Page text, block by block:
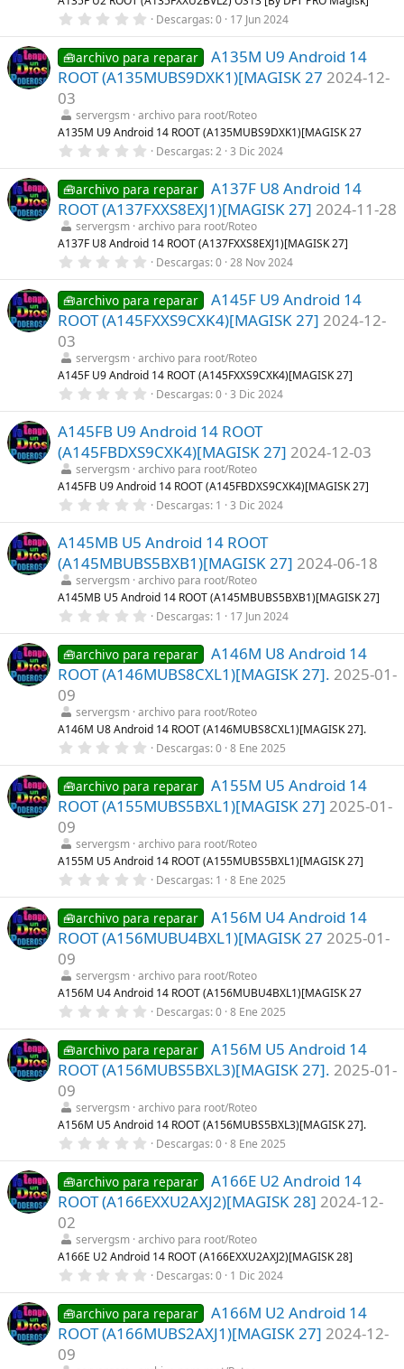
e
l
a
(
s
)
0
0
0
e
s
e
l
a
(
s
)
Descargas 0 17 Jun 2024
🧰archivo para reparar
A135M U9 Android 14
ROOT (A135MUBS9DXK1)[MAGISK 27 2024-12-
03
servergsm archivo para root/Roteo
A135M U9 Android 14 ROOT (A135MUBS9DXK1)[MAGISK 27
0
0
0
e
s
t
r
e
l
a
(
s
)
Descargas 2 3 Dic 2024
🧰archivo para reparar
A137F U8 Android 14
ROOT (A137FXXS8EXJ1)[MAGISK 27] 2024-11-28
servergsm archivo para root/Roteo
A137F U8 Android 14 ROOT (A137FXXS8EXJ1)[MAGISK 27]
0
0
0
e
s
e
l
a
(
s
)
Descargas 0 28 Nov 2024
🧰archivo para reparar
A145F U9 Android 14
ROOT (A145FXXS9CXK4)[MAGISK 27] 2024-12-
03
servergsm archivo para root/Roteo
A145F U9 Android 14 ROOT (A145FXXS9CXK4)[MAGISK 27]
0
0
0
e
s
t
r
e
l
(
s
)
Descargas 0 3 Dic 2024
A145FB U9 Android 14 ROOT
(A145FBDXS9CXK4)[MAGISK 27] 2024-12-03
servergsm archivo para root/Roteo
A145FB U9 Android 14 ROOT (A145FBDXS9CXK4)[MAGISK 27]
0
0
0
e
s
t
r
e
l
a
(
s
)
Descargas 1 3 Dic 2024
A145MB U5 Android 14 ROOT
(A145MBUBS5BXB1)[MAGISK 27] 2024-06-18
servergsm archivo para root/Roteo
A145MB U5 Android 14 ROOT (A145MBUBS5BXB1)[MAGISK 27]
0
0
0
e
s
e
l
a
(
s
)
Descargas 1 17 Jun 2024
🧰archivo para reparar
A146M U8 Android 14
ROOT (A146MUBS8CXL1)[MAGISK 27]. 2025-01-
09
servergsm archivo para root/Roteo
A146M U8 Android 14 ROOT (A146MUBS8CXL1)[MAGISK 27].
0
0
0
e
s
e
l
a
(
s
)
Descargas 0 8 Ene 2025
🧰archivo para reparar
A155M U5 Android 14
ROOT (A155MUBS5BXL1)[MAGISK 27] 2025-01-
09
servergsm archivo para root/Roteo
A155M U5 Android 14 ROOT (A155MUBS5BXL1)[MAGISK 27]
0
0
0
e
s
e
l
a
(
s
)
Descargas 1 8 Ene 2025
🧰archivo para reparar
A156M U4 Android 14
ROOT (A156MUBU4BXL1)[MAGISK 27 2025-01-
09
servergsm archivo para root/Roteo
A156M U4 Android 14 ROOT (A156MUBU4BXL1)[MAGISK 27
0
0
0
e
s
e
l
a
(
s
)
Descargas 0 8 Ene 2025
🧰archivo para reparar
A156M U5 Android 14
ROOT (A156MUBS5BXL3)[MAGISK 27]. 2025-01-
09
servergsm archivo para root/Roteo
A156M U5 Android 14 ROOT (A156MUBS5BXL3)[MAGISK 27].
0
0
0
e
s
e
l
a
(
s
)
Descargas 0 8 Ene 2025
🧰archivo para reparar
A166E U2 Android 14
ROOT (A166EXXU2AXJ2)[MAGISK 28] 2024-12-
02
servergsm archivo para root/Roteo
A166E U2 Android 14 ROOT (A166EXXU2AXJ2)[MAGISK 28]
0
0
0
e
s
Descargas 0 1 Dic 2024
🧰archivo para reparar
A166M U2 Android 14
ROOT (A166MUBS2AXJ1)[MAGISK 27] 2024-12-
09